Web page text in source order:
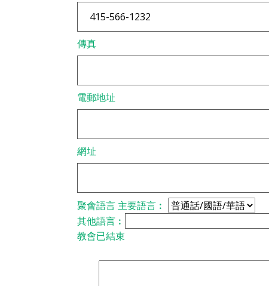
傳真
電郵地址
網址
聚會語言 主要語言︰
其他語言︰
教會已結束